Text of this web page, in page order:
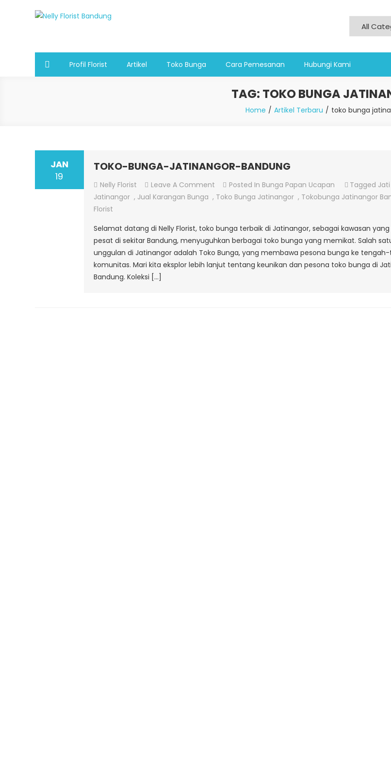
Profil Florist Artikel Toko Bunga Cara Pemesanan Hubungi Kami
TAG: TOKO BUNGA
Home Artikel Terbaru toko bunga
JAN
19
TOKO-BUNGA-JATINANGOR-BANDUNG
Nelly Florist Leave A CommentOn
TOKO-
BANDUNG
Posted In Bunga Papan Ucapan Tagged Jati
Jatinangor , Jual Karangan Bunga , Toko Bunga Jatinangor , Tokobunga Jatinangor
Florist
Selamat datang di Nelly Florist, toko bunga terbaik di Jatinangor, sebagai kawasan
pesat di sekitar Bandung, menyuguhkan berbagai toko bunga yang memikat. Salah
unggulan di Jatinangor adalah Toko Bunga, yang membawa pesona bunga ke
komunitas. Mari kita eksplor lebih lanjut tentang keunikan dan pesona toko bunga di
Bandung. Koleksi […]